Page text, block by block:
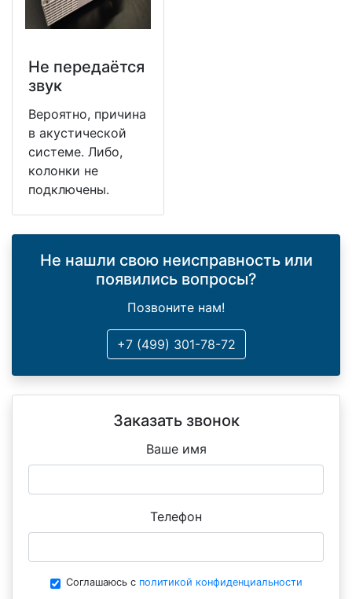
Не передаётся
звук
Вероятно, причина
в акустической
системе. Либо,
колонки не
подключены.
Не нашли свою неисправность или
появились вопросы?
Позвоните нам!
+7 (499) 301-78-72
Заказать звонок
Ваше имя
Телефон
Соглашаюсь с политикой конфиденциальности